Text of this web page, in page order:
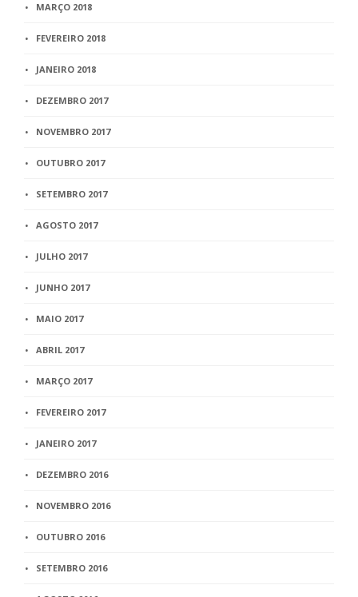
MARÇO 2018
FEVEREIRO 2018
JANEIRO 2018
DEZEMBRO 2017
NOVEMBRO 2017
OUTUBRO 2017
SETEMBRO 2017
AGOSTO 2017
JULHO 2017
JUNHO 2017
MAIO 2017
ABRIL 2017
MARÇO 2017
FEVEREIRO 2017
JANEIRO 2017
DEZEMBRO 2016
NOVEMBRO 2016
OUTUBRO 2016
SETEMBRO 2016